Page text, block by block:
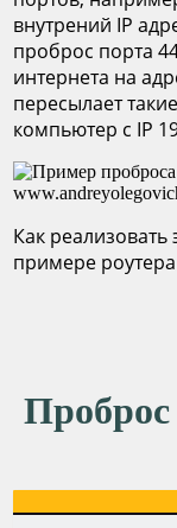
внутрений IP
проброс порта
интернета на
пересылает
компьютер с IP
Как
примере роутера
Проброс